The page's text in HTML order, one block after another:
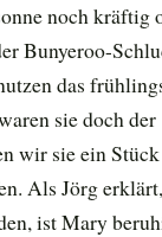
noch kräftig
Bunyeroo-
das
sie doch der
wir sie ein
Als Jörg
ist Mary